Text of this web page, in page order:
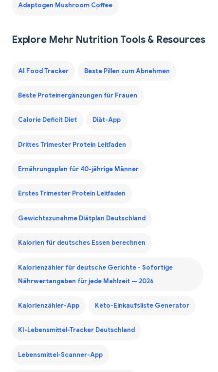
Adaptogen Mushroom Coffee
Explore Mehr Nutrition Tools & Resources
AI Food Tracker Beste Pillen zum Abnehmen
Beste Proteinergänzungen für Frauen
Calorie Deficit Diet Diät-App
Drittes Trimester Protein Leitfaden
Ernährungsplan für 40-jährige Männer
Erstes Trimester Protein Leitfaden
Gewichtszunahme Diätplan Deutschland
Kalorien für deutsches Essen berechnen
Kalorienzähler für deutsche Gerichte - Sofortige
Nährwertangaben für jede Mahlzeit — 2026
Kalorienzähler-App Keto-Einkaufsliste Generator
KI-Lebensmittel-Tracker Deutschland
Lebensmittel-Scanner-App